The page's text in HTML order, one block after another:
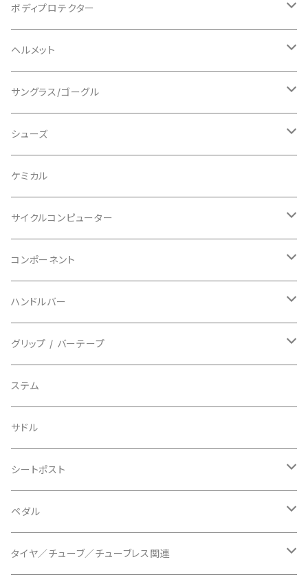
AENOMALY/アエノマリー
ALL MOUNTAIN STYLE
AVID/アヴィド
BAR MITTS/バーミッツ
BAZOOKA/バズーカ
BBB/ビービービー
BELL/ベル
BIKEHAND/バイクハンド
BIO RACER/ビオレーサー
BIKEYOKE/バイクヨーク
BLACKBURN/ブラックバーン
BLB/ビーエルビー
BLUEGRASS/ブルーグラス
BONTRAGER/ボントレガー
ジャージ
ロングスリーブ
ショートスリーブ
ジャケット
ショーツ
ビブタイプ
パンツ / タイツ
上下セット
グローブ
指切り
フルフィンガー
ソックス
シューズカバー
キャップ
その他
ボディプロテクター
エルボー/肘
ニー/膝
その他
ヘルメット
ロード
マウンテンバイク
フルフェイス
キッズ
サングラス/ゴーグル
アクセサリー
シューズ
ロード
グラベル
マウンテンバイク
フラットペダル用
ビンディングペダル用
インソール
ケミカル
サイクルコンピューター
ヘッドユニット
センサー
アクセサリー
コンポーネント
カセットスプロケット
シフターマウント
ステムスペーサー
ケーブル類
チェーンガイド／キャッチャー
チェーンリング
ディスクブレーキ
ハンドルバー
ドロップハンドル
フラット/ライザーバー
グリップ / バーテープ
グリップ
バーテープ
グリップカラー / バーエンドキャップ
ステム
サドル
シートポスト
ドロッパーポスト
シートクランプ
ペダル
ビンディングペダル
タイヤ／チューブ／チューブレス関連